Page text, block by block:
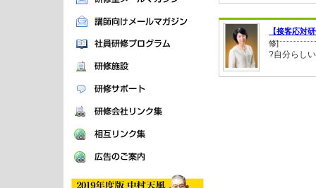
【接客応対
修]
?自分らし